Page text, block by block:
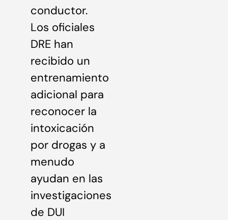
conductor.
Los oficiales
DRE han
recibido un
entrenamiento
adicional para
reconocer la
intoxicación
por drogas y a
menudo
ayudan en las
investigaciones
de DUI